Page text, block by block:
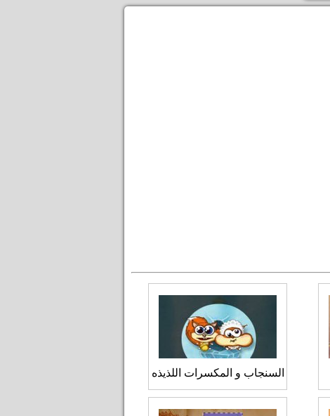
السنجاب و المكسرات اللذيذه